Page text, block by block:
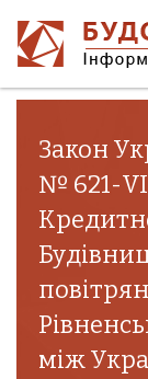
Закон
№ 621-VI
між